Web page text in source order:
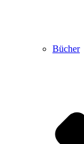
Bücher